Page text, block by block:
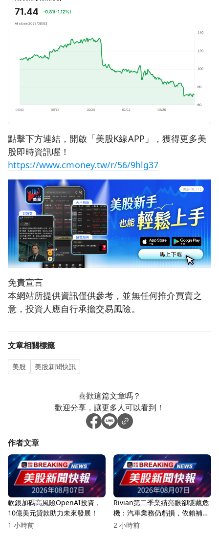
點擊下方連結，開啟「美股K線APP」，獲得更多美
股即時資訊喔！
https://www.cmoney.tw/r/56/9hlg37
免責宣言
本網站所提供資訊僅供參考，並無任何推介買賣之
意，投資人應自行承擔交易風險。
文章相關標籤
美股 美股新聞快訊
喜歡這篇文章嗎？
歡迎分享，讓更多人可以看到！
作者文章
軟銀加碼高風險OpenAI投資，
10億美元貸款助力未來發展！
1 小時前
Rivian第二季業績亮眼卻隱藏危
機：汽車業務仍虧損，依賴補貼
與合作
2 小時前